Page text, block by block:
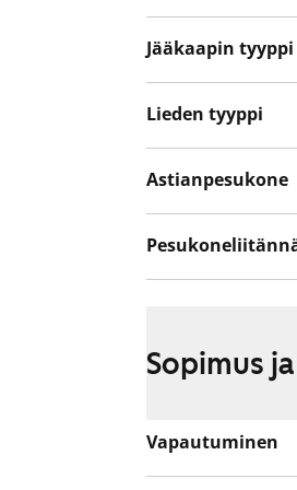
Jääkaapin tyyppi
Lieden tyyppi
Astianpesukone
Sopimus
Vapautuminen